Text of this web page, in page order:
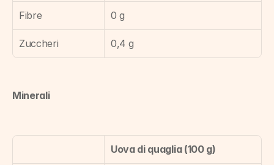
Fibre 0 g
Zuccheri 0,4 g
Minerali
Uova di quaglia (100 g)